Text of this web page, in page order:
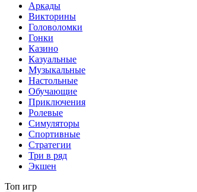
Аркады
Викторины
Головоломки
Гонки
Казино
Казуальные
Музыкальные
Настольные
Обучающие
Приключения
Ролевые
Симуляторы
Спортивные
Стратегии
Три в ряд
Экшен
Топ игр